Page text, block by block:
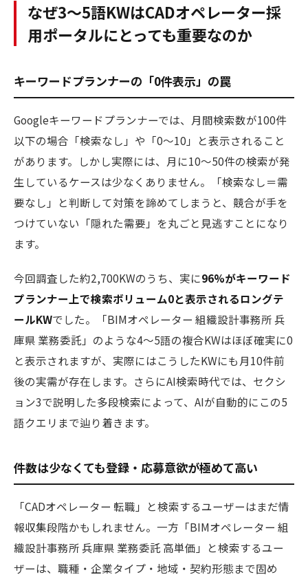
なぜ3〜5語KWはCADオペレーター採
用ポータルにとっても重要なのか
キーワードプランナーの「0件表示」の罠
Googleキーワードプランナーでは、月間検索数が100件
以下の場合「検索なし」や「0〜10」と表示されること
があります。しかし実際には、月に10〜50件の検索が発
生しているケースは少なくありません。「検索なし＝需
要なし」と判断して対策を諦めてしまうと、競合が手を
つけていない「隠れた需要」を丸ごと見逃すことになり
ます。
今回調査した約2,700KWのうち、実に96%がキーワード
プランナー上で検索ボリューム0と表示されるロングテ
ールKWでした。「BIMオペレーター 組織設計事務所 兵
庫県 業務委託」のような4〜5語の複合KWはほぼ確実に0
と表示されますが、実際にはこうしたKWにも月10件前
後の実需が存在します。さらにAI検索時代では、セクシ
ョン3で説明した多段検索によって、AIが自動的にこの5
語クエリまで辿り着きます。
件数は少なくても登録・応募意欲が極めて高い
「CADオペレーター 転職」と検索するユーザーはまだ情
報収集段階かもしれません。一方「BIMオペレーター 組
織設計事務所 兵庫県 業務委託 高単価」と検索するユー
ザーは、職種・企業タイプ・地域・契約形態まで固め